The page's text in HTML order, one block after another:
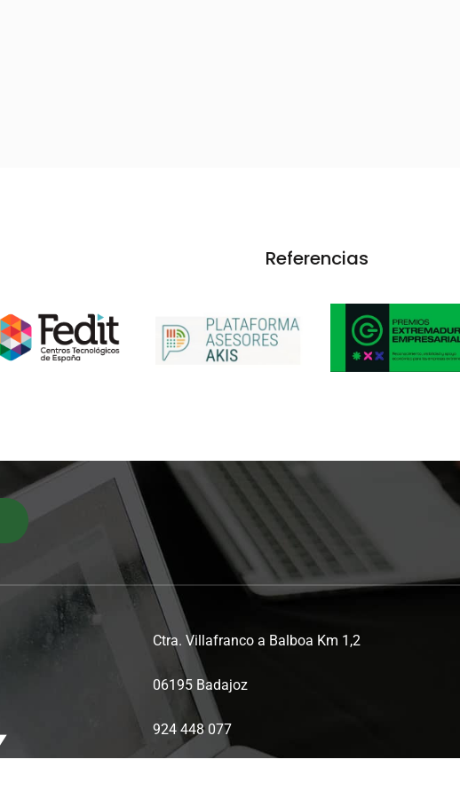
Referencias
Ctra. Villafranco a Balboa Km 1,2
06195 Badajoz
924 448 077